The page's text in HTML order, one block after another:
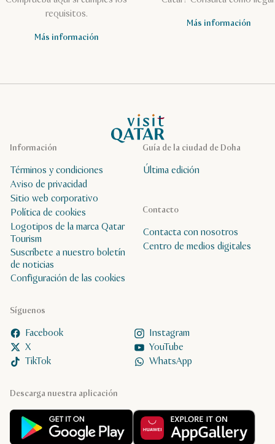
requisitos.
Más información
Más información
Página de inicio de Visit Qatar
Descarga nuestra aplicación
Guía de la ciudad de Doha
Última edición
Síguenos
Facebook
Instagram
X
YouTube
TikTok
WhatsApp
Contacto
Contacta con nosotros
Centro de medios digitales
Información
Términos y condiciones
Aviso de privacidad
Sitio web corporativo
Política de cookies
Logotipos de la marca Qatar
Tourism
Suscríbete a nuestro boletín
de noticias
Configuración de las cookies